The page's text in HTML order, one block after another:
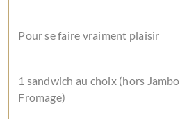
Pour se faire vraiment plaisir
1 sandwich au choix (hors
Fromage)